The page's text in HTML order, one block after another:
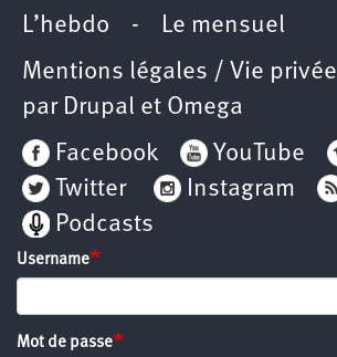
L’hebdo - Le mensuel
Mentions légales / Vie privée
par Drupal et Omega
Facebook
YouTube
Twitter
Instagram
Podcasts
Username
Mot de passe